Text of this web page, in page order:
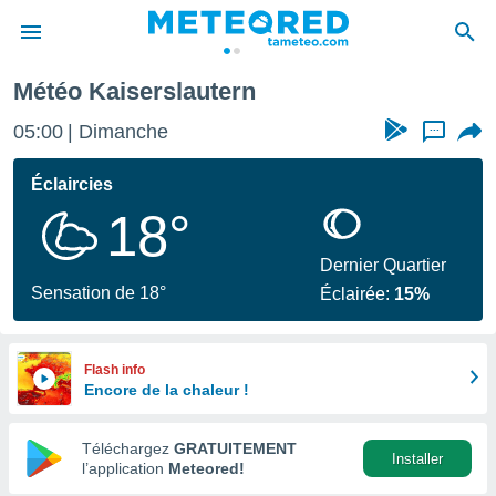
de
en
Météo Kaiserslautern
05:00 Dimanche ...
Éclaircies
18°
Sensation de 18°
Dernier Quartier
Éclairée: 15%
Flash info
Encore de la chaleur !
Téléchargez GRATUITEMENT
l’application Meteored!
Installer